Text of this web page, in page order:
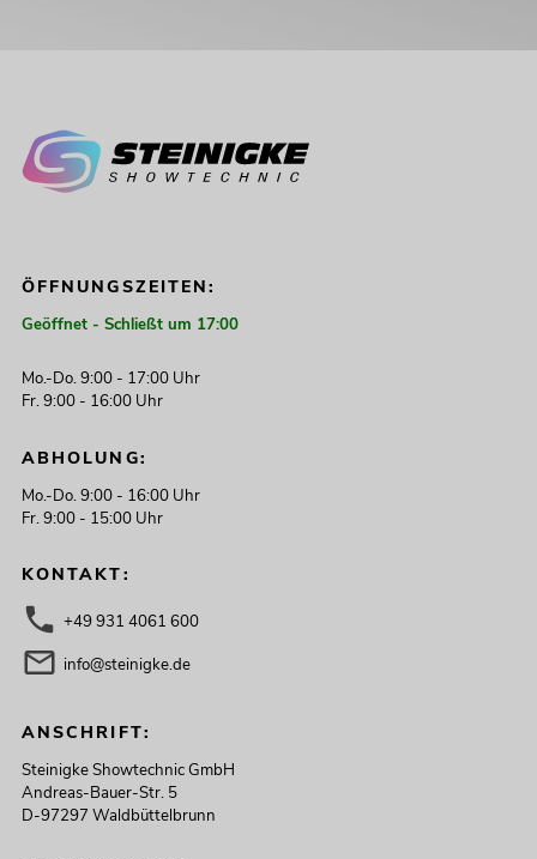
ÖFFNUNGSZEITEN:
Geöffnet - Schließt um 17:00
Mo.-Do. 9:00 - 17:00 Uhr
Fr. 9:00 - 16:00 Uhr
ABHOLUNG:
Mo.-Do. 9:00 - 16:00 Uhr
Fr. 9:00 - 15:00 Uhr
KONTAKT:
+49 931 4061 600
info@steinigke.de
ANSCHRIFT:
Steinigke Showtechnic GmbH
Andreas-Bauer-Str. 5
D-97297 Waldbüttelbrunn